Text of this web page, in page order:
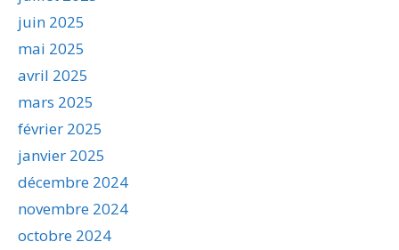
juin 2025
mai 2025
avril 2025
mars 2025
février 2025
janvier 2025
décembre 2024
novembre 2024
octobre 2024